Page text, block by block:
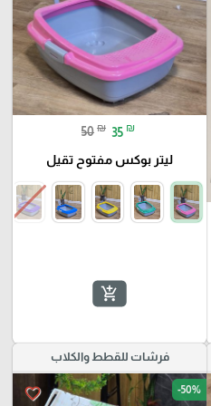
50 ₪ 35 ₪
ليتر بوكس مفتوح تقيل
add_shopping_cart
فرشات للقطط والكلاب
favorite_border -50%